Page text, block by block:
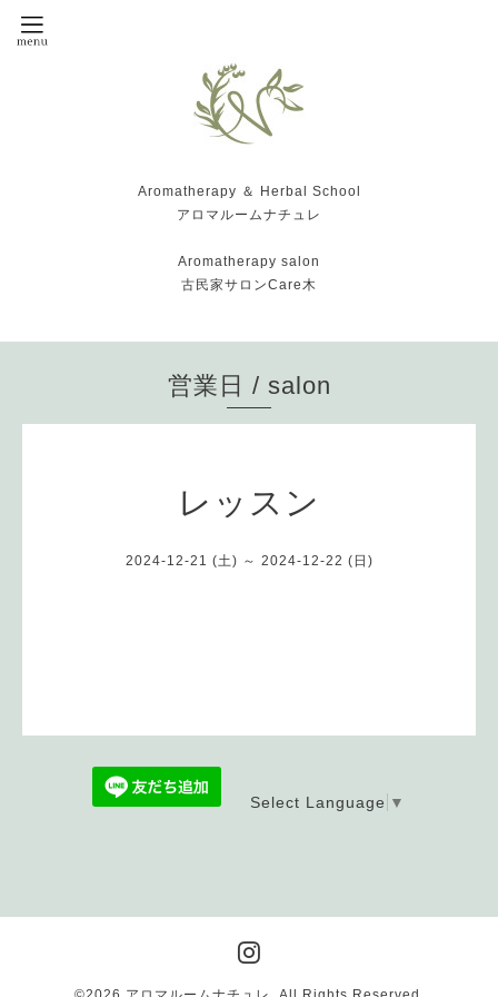
Aromatherapy ＆ Herbal School
アロマルームナチュレ
Aromatherapy salon
古民家サロンCare木
営業日 / salon
レッスン
2024-12-21 (土) ～ 2024-12-22 (日)
Select Language ▼